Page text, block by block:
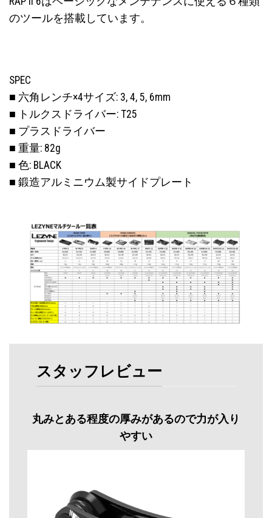
のツールを搭載しています。
SPEC
■ 六角レンチ×4サイズ: 3, 4, 5, 6mm
■ トルクスドライバー: T25
■ プラスドライバー
■ 重量: 82g
■ 色: BLACK
■ 鍛造アルミニウム製サイドプレート
スタッフレビュー
丸みとある程度の厚みがあるので力が入り
やすい